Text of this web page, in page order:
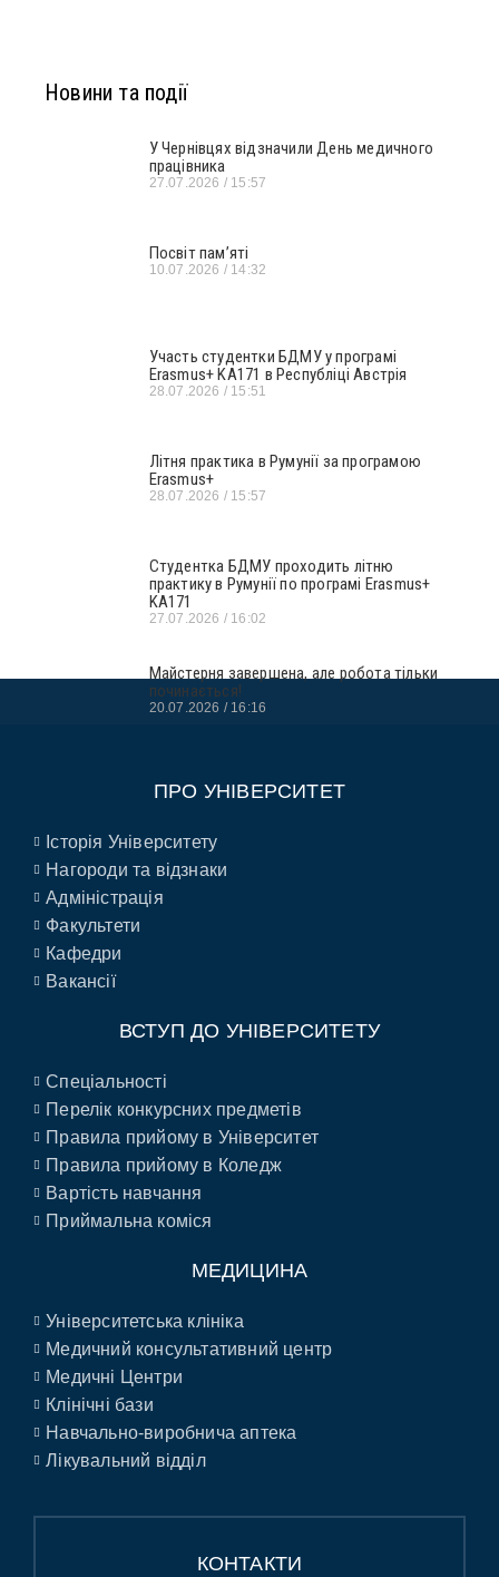
Новини та події
У Чернівцях відзначили День медичного
працівника
27.07.2026 15:57
Посвіт пам’яті
10.07.2026 14:32
Участь студентки БДМУ у програмі
Erasmus+ KA171 в Республіці Австрія
28.07.2026 15:51
Літня практика в Румунії за програмою
Erasmus+
28.07.2026 15:57
Студентка БДМУ проходить літню
практику в Румунії по програмі Erasmus+
KA171
27.07.2026 16:02
Майстерня завершена, але робота тільки
починається!
20.07.2026 16:16
ПРО УНІВЕРСИТЕТ
Історія Університету
Нагороди та відзнаки
Адміністрація
Факультети
Кафедри
Вакансії
ВСТУП ДО УНІВЕРСИТЕТУ
Спеціальності
Перелік конкурсних предметів
Правила прийому в Університет
Правила прийому в Коледж
Вартість навчання
Приймальна коміся
МЕДИЦИНА
Університетська клініка
Медичний консультативний центр
Медичні Центри
Клінічні бази
Навчально-виробнича аптека
Лікувальний відділ
КОНТАКТИ